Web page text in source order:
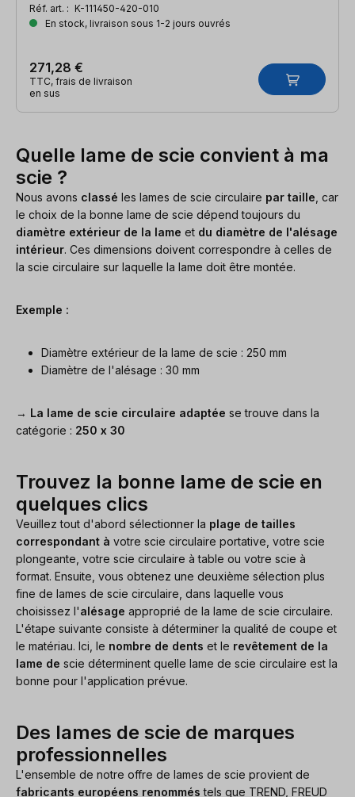
Réf. art. : K-111450-420-010
En stock, livraison sous 1-2 jours ouvrés
271,28 €
TTC, frais de livraison
en sus
Quelle lame de scie convient à ma
scie ?
Nous avons classé les lames de scie circulaire par taille , car
le choix de la bonne lame de scie dépend toujours du
diamètre extérieur de la lame et du diamètre de l'alésage
intérieur. Ces dimensions doivent correspondre à celles de
la scie circulaire sur laquelle la lame doit être montée.
Exemple :
Diamètre extérieur de la lame de scie : 250 mm
Diamètre de l'alésage : 30 mm
→ La lame de scie circulaire adaptée se trouve dans la
catégorie : 250 x 30
Trouvez la bonne lame de scie en
quelques clics
Veuillez tout d'abord sélectionner la plage de tailles
correspondant à votre scie circulaire portative, votre scie
plongeante, votre scie circulaire à table ou votre scie à
format. Ensuite, vous obtenez une deuxième sélection plus
fine de lames de scie circulaire, dans laquelle vous
choisissez l'alésage approprié de la lame de scie circulaire.
L'étape suivante consiste à déterminer la qualité de coupe et
le matériau. Ici, le nombre de dents et le revêtement de la
lame de scie déterminent quelle lame de scie circulaire est la
bonne pour l'application prévue.
Des lames de scie de marques
professionnelles
L'ensemble de notre offre de lames de scie provient de
fabricants européens renommés tels que TREND, FREUD